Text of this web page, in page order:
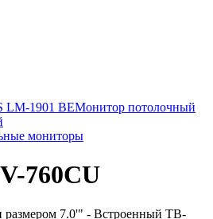
LM-1901 BEМонитор потолочный
мониторы
760CU
7.0'" - Встроенный ТВ-